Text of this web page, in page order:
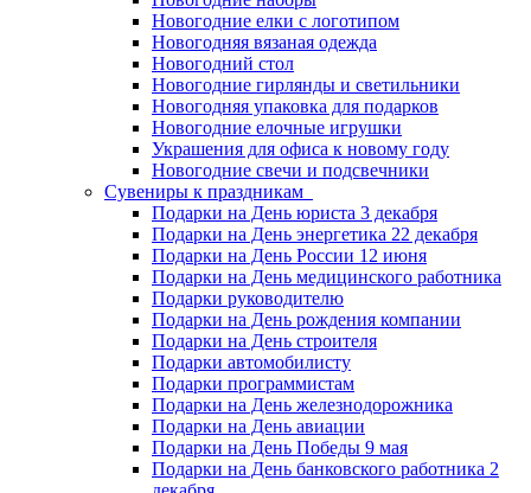
Новогодние елки с логотипом
Новогодняя вязаная одежда
Новогодний стол
Новогодние гирлянды и светильники
Новогодняя упаковка для подарков
Новогодние елочные игрушки
Украшения для офиса к новому году
Новогодние свечи и подсвечники
Сувениры к праздникам
Подарки на День юриста 3 декабря
Подарки на День энергетика 22 декабря
Подарки на День России 12 июня
Подарки на День медицинского работника
Подарки руководителю
Подарки на День рождения компании
Подарки на День строителя
Подарки автомобилисту
Подарки программистам
Подарки на День железнодорожника
Подарки на День авиации
Подарки на День Победы 9 мая
Подарки на День банковского работника 2